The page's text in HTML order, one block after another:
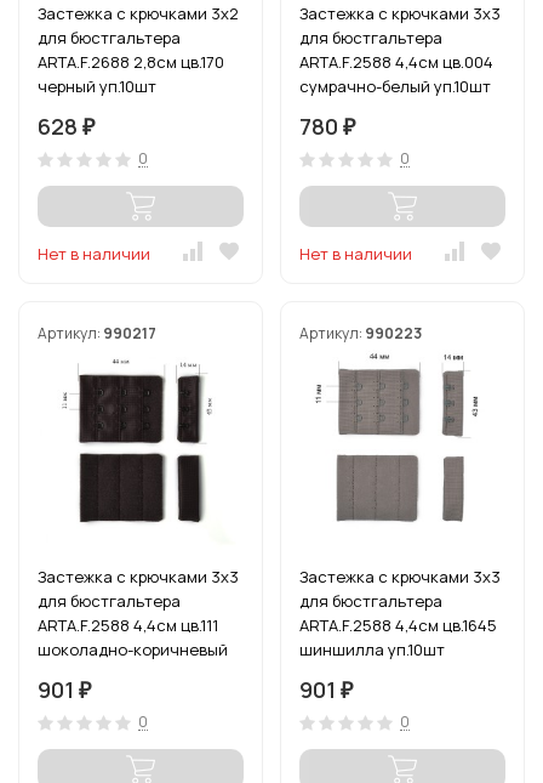
Застежка с крючками 3х2
для бюстгальтера
ARTA.F.2688 2,8см цв.170
черный уп.10шт
628 ₽
0
Нет в наличии
Застежка с крючками 3х3
для бюстгальтера
ARTA.F.2588 4,4см цв.004
сумрачно-белый уп.10шт
780 ₽
0
Нет в наличии
Артикул: 990217
Застежка с крючками 3х3
для бюстгальтера
ARTA.F.2588 4,4см цв.111
шоколадно-коричневый
901 ₽
0
Артикул: 990223
Застежка с крючками 3х3
для бюстгальтера
ARTA.F.2588 4,4см цв.1645
шиншилла уп.10шт
901 ₽
0